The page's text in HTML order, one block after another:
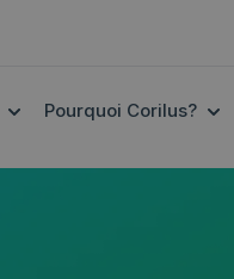
FOR CONNECTED
SHOW SUBMENU FOR
Pourquoi Corilus?